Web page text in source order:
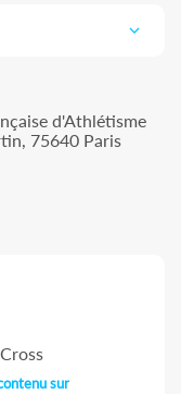
d'Athlétisme
75640 Paris
sur